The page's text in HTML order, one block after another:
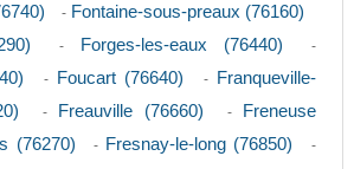
- Fontaine-sous-preaux (76160)
- Forges-les-eaux (76440) -
- Foucart (76640) -
Franqueville-
- Freauville (76660) -
Freneuse
(76270) - Fresnay-le-long (76850) -